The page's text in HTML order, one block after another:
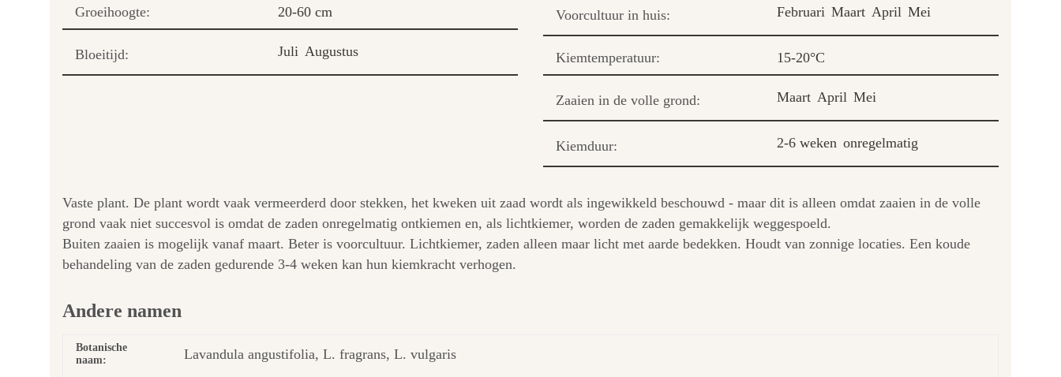
Groeihoogte: 20-60 cm
Bloeitijd: Juli Augustus
Voorcultuur in huis: Februari Maart April Mei
Kiemtemperatuur: 15-20°C
Zaaien in de volle grond: Maart April Mei
Kiemduur: 2-6 weken onregelmatig
Vaste plant. De plant wordt vaak vermeerderd door stekken, het kweken uit zaad wordt als ingewikkeld beschouwd - maar dit is alleen omdat zaaien in de volle
grond vaak niet succesvol is omdat de zaden onregelmatig ontkiemen en, als lichtkiemer, worden de zaden gemakkelijk weggespoeld.
Buiten zaaien is mogelijk vanaf maart. Beter is voorcultuur. Lichtkiemer, zaden alleen maar licht met aarde bedekken. Houdt van zonnige locaties. Een koude
behandeling van de zaden gedurende 3-4 weken kan hun kiemkracht verhogen.
Andere namen
Botanische
naam:
Lavandula angustifolia, L. fragrans, L. vulgaris